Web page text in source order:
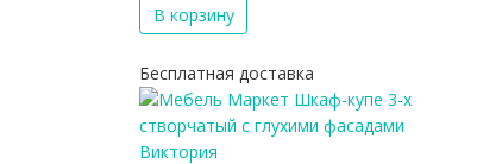
В корзину
Бесплатная доставка